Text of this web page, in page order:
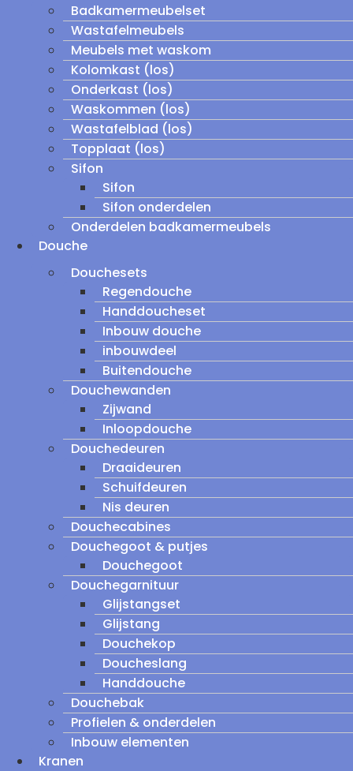
Badkamermeubelset
Wastafelmeubels
Meubels met waskom
Kolomkast (los)
Onderkast (los)
Waskommen (los)
Wastafelblad (los)
Topplaat (los)
Sifon
Sifon
Sifon onderdelen
Onderdelen badkamermeubels
Douche
Douchesets
Regendouche
Handdoucheset
Inbouw douche
inbouwdeel
Buitendouche
Douchewanden
Zijwand
Inloopdouche
Douchedeuren
Draaideuren
Schuifdeuren
Nis deuren
Douchecabines
Douchegoot & putjes
Douchegoot
Douchegarnituur
Glijstangset
Glijstang
Douchekop
Doucheslang
Handdouche
Douchebak
Profielen & onderdelen
Inbouw elementen
Kranen